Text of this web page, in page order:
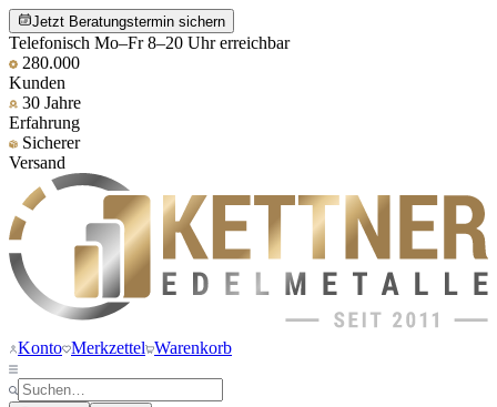
Jetzt Beratungstermin sichern
Telefonisch Mo–Fr 8–20 Uhr erreichbar
280.000
Kunden
30 Jahre
Erfahrung
Sicherer
Versand
Konto Merkzettel Warenkorb